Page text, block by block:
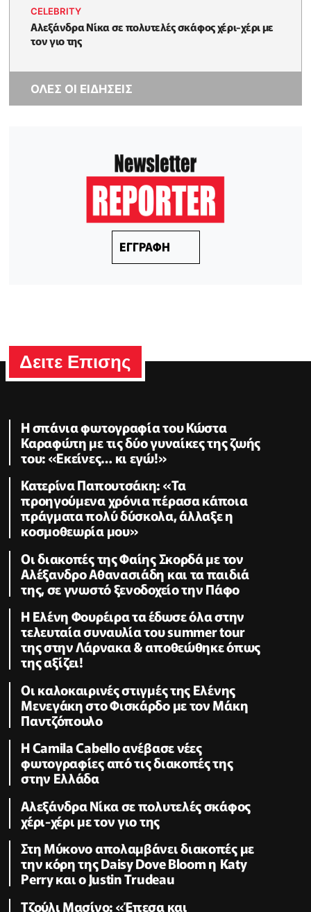
CELEBRITY
Αλεξάνδρα Νίκα σε πολυτελές σκάφος χέρι-χέρι με
τον γιο της
ΟΛΕΣ ΟΙ ΕΙΔΗΣΕΙΣ
ΕΓΓΡΑΦΗ
Δειτε Επισης
Η σπάνια φωτογραφία του Κώστα
Καραφώτη με τις δύο γυναίκες της ζωής
του: «Εκείνες… κι εγώ!»
Κατερίνα Παπουτσάκη: «Τα
προηγούμενα χρόνια πέρασα κάποια
πράγματα πολύ δύσκολα, άλλαξε η
κοσμοθεωρία μου»
Οι διακοπές της Φαίης Σκορδά με τον
Αλέξανδρο Αθανασιάδη και τα παιδιά
της, σε γνωστό ξενοδοχείο την Πάφο
Η Ελένη Φουρέιρα τα έδωσε όλα στην
τελευταία συναυλία του summer tour
της στην Λάρνακα & αποθεώθηκε όπως
της αξίζει!
Oι καλοκαιρινές στιγμές της Ελένης
Μενεγάκη στο Φισκάρδο με τον Μάκη
Παντζόπουλο
Η Camila Cabello ανέβασε νέες
φωτογραφίες από τις διακοπές της
στην Ελλάδα
Αλεξάνδρα Νίκα σε πολυτελές σκάφος
χέρι-χέρι με τον γιο της
Στη Μύκονο απολαμβάνει διακοπές με
την κόρη της Daisy Dove Bloom η Κaty
Perry και ο Justin Trudeau
Τζούλι Μασίνο: «Έπεσα και